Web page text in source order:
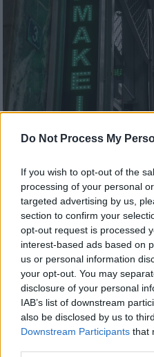
Do Not Process My
If you wish to opt-out of the
processing of your personal
targeted advertising by us,
section to confirm your
opt-out request is processed
interest-based ads based on
us or personal information
your opt-out. You may
disclosure of your personal
IAB’s list of downstream
also be disclosed by us to
Downstream Participants that
Προσθέστε
Ένα αναπάντεχο
μεσημέρι της
Πατησίων, στον
όταν η φωτεινή
φαρμακείου
περαστική γυναίκα.
Σύμφωνα με
έσπευσε ασθενοφόρο